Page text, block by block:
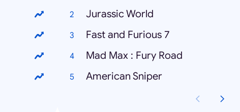
Jurassic World
Fast and Furious 7
Mad Max : Fury Road
American Sniper